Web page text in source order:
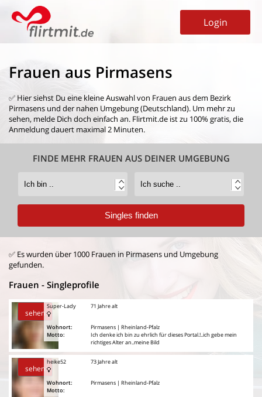
Login
Frauen aus Pirmasens
✅ Hier siehst Du eine kleine Auswahl von Frauen aus dem Bezirk
Pirmasens und der nahen Umgebung (Deutschland). Um mehr zu
sehen, melde Dich doch einfach an. Flirtmit.de ist zu 100% gratis, die
Anmeldung dauert maximal 2 Minuten.
FINDE MEHR FRAUEN AUS DEINER UMGEBUNG
✅ Es wurden über 1000 Frauen in Pirmasens und Umgebung
gefunden.
Frauen - Singleprofile
sehen
Super-Lady
Wohnort:
Motto:
71 Jahre alt
Pirmasens | Rheinland-Pfalz
Ich denke ich bin zu ehrlich für dieses Portal.!..ich gebe mein
richtiges Alter an..meine Bild
sehen
heike52
Wohnort:
Motto:
73 Jahre alt
Pirmasens | Rheinland-Pfalz